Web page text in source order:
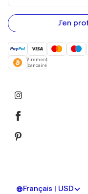
adresse
e-
mail
J'en
Virement
bancaire
Français | USD